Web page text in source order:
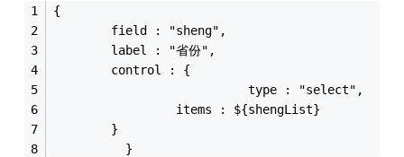
{
		field : "sheng",
		label : "省份",
		control : {
                           type : "select",
		         items : ${shengList}
		}
	      }